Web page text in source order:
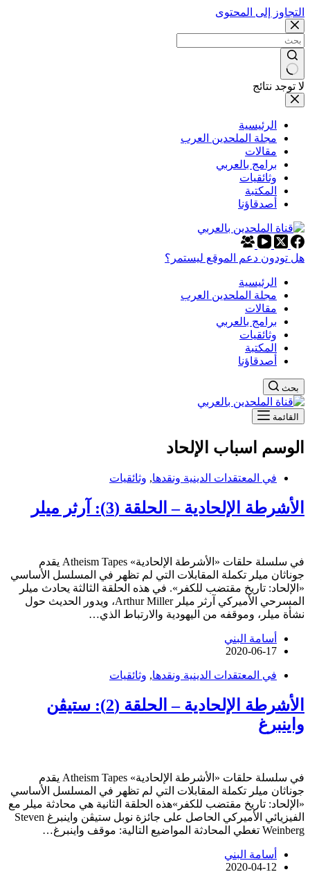
التجاوز إلى المحتوى
لا توجد نتائج
الرئيسية
مجلة الملحدين العرب
مقالات
برامج بالعربي
وثائقيات
المكتبة
أصدقاؤنا
هل تودون دعم الموقع ليستمر؟
الرئيسية
مجلة الملحدين العرب
مقالات
برامج بالعربي
وثائقيات
المكتبة
أصدقاؤنا
بحث
القائمة
الوسم اسباب الإلحاد
في المعتقدات الدينية ونقدها, وثائقيات
الأشرطة الإلحادية – الحلقة (3): آرثر ميلر
في سلسلة حلقات «الأشرطة الإلحادية» Atheism Tapes يقدم
جوناثان ميلر تكملة المقابلات التي لم تظهر في المسلسل الأساسي
«الإلحاد: تاريخ مقتضب للكفر». في هذه الحلقة الثالثة يحادث ميلر
المسرحي الأميركي آرثر ميلر Arthur Miller، ويدور الحديث حول
نشأة ميلر، وموقفه من اليهودية والارتباط الذي…
أسامة البني
2020-06-17
في المعتقدات الدينية ونقدها, وثائقيات
الأشرطة الإلحادية – الحلقة (2): ستيڤن
واينبرغ
في سلسلة حلقات «الأشرطة الإلحادية» Atheism Tapes يقدم
جوناثان ميلر تكملة المقابلات التي لم تظهر في المسلسل الأساسي
«الإلحاد: تاريخ مقتضب للكفر»هذه الحلقة الثانية هي محادثة ميلر مع
الفيزيائي الأميركي الحاصل على جائزة نوبل ستيڤن واينبرغ Steven
Weinberg تغطي المحادثة المواضيع التالية: موقف واينبرغ…
أسامة البني
2020-04-12